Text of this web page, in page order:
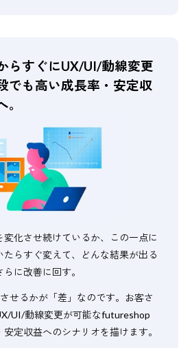
らすぐにUX/UI/動線変更
でも高い成長率・安定収
変化させ続けているか、この一点に
たらすぐ変えて、どんな結果が出る
に改善に回す。
せるかが「差」なのです。お客さ
UI/動線変更が可能なfutureshop
定収益へのシナリオを描けます。